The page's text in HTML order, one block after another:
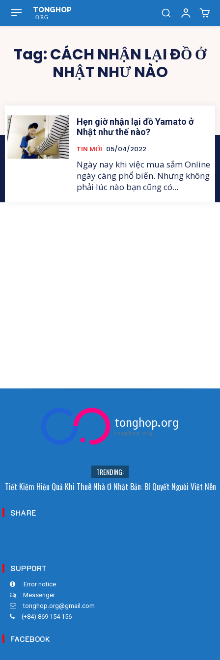
TONGHOP
.ORG
Tag:CÁCH NHẬN LẠI ĐỒ Ở
NHẬT NHƯ NÀO
Hẹn giờ nhận lại đồ Yamato ở
Nhật như thế nào?
TIN MỚI 05/04/2022
Ngày nay khi việc mua sắm Online
ngày càng phổ biến. Nhưng không
phải lúc nào bạn cũng có...
tonghop.org
tonghop.org
TRENDING:
Sao Người Nhật Không Ăn Hoa Quả Tự Trồng? Sự Thật Bất Ngờ Đằng
Tiết Kiệm Hiệu Quả Khi Thuê Nhà Ở Nhật Bản: Bí Quyết Người Việt Nên
SHARE
SUPPORT
Error notice
Messenger
tonghop.org@gmail.com
(+84) 869 154 156
FACEBOOK